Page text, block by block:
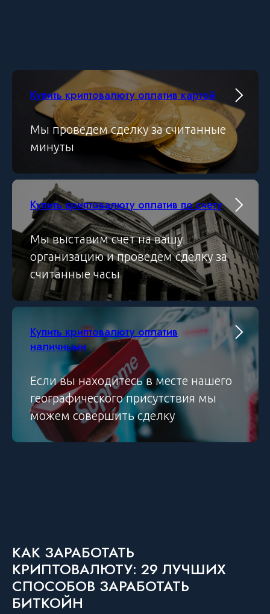
Купить криптовалюту оплатив картой
Мы проведем сделку за считанные
минуты
Купить криптовалюту оплатив по счету
Мы выставим счет на вашу
организацию и проведем сделку за
считанные часы
Купить криптовалюту оплатив
наличными
Если вы находитесь в месте нашего
географического присутствия мы
можем совершить сделку
КАК ЗАРАБОТАТЬ
КРИПТОВАЛЮТУ: 29 ЛУЧШИХ
СПОСОБОВ ЗАРАБОТАТЬ
БИТКОЙН